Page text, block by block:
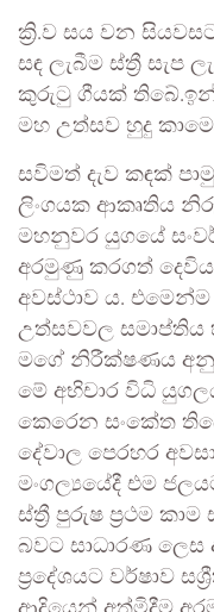
ක්‍රි.ව සය වන
සඳ ලැබීම ස්ත්‍රී
කුරුටු ගීයක් තිබේ.ඉන්
මහ උත්සව හුදු
සවිමත් දැව කඳක්
ලිංගයක ආකෘතිය
මහනුවර යුගයේ
අරමුණු කරගත්
අවස්ථාව ය.
උත්සවවල සමාප්තිය
මගේ නිරීක්ෂණය
මේ අභිචාර විධි
කෙරෙන සංකේත
දේවාල පෙරහර
මංගල්‍යයේදී එම
ස්ත්‍රී පුරුෂ ප්‍රථම
බවට සාධාරණ ලෙස
ප්‍රදේශයට වර්ෂාව